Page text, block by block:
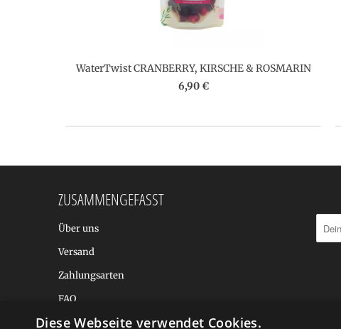
WaterTwist CRANBERRY, KIRSCHE & ROSMARIN
6,90 €
ZUSAMMENGEFASST
Über uns
Versand
Zahlungsarten
FAQ
BALTIC DESIGN SHOP
Diese Webseite verwendet Cookies.